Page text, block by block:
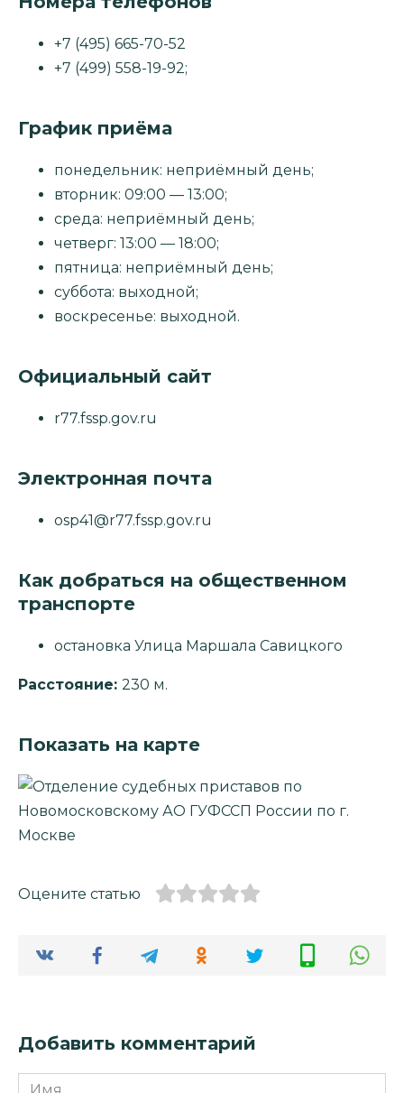
+7 (495) 665-70-52
+7 (499) 558-19-92;
График приёма
понедельник: неприёмный день;
вторник: 09:00 — 13:00;
среда: неприёмный день;
четверг: 13:00 — 18:00;
пятница: неприёмный день;
суббота: выходной;
воскресенье: выходной.
Официальный сайт
r77.fssp.gov.ru
Электронная почта
osp41@r77.fssp.gov.ru
Как добраться на общественном
транспорте
остановка Улица Маршала Савицкого
Расстояние: 230 м.
Показать на карте
Оцените статью
Добавить комментарий
Имя